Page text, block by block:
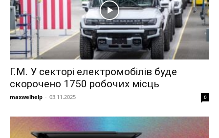
Г.М. У секторі електромобілів буде
скорочено 1750 робочих місць
maxwelhelp - 03.11.2025 0